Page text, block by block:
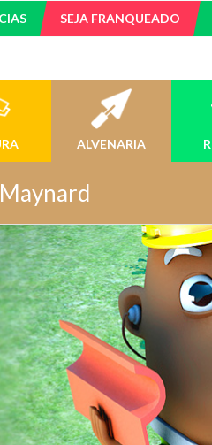
SEJA FRANQUEADO
ALVENARIA